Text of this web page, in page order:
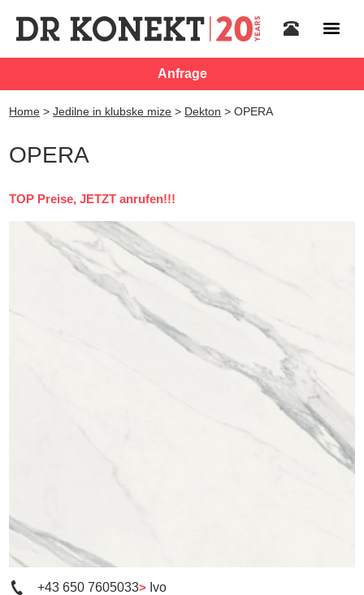
Anfrage
Home >Jedilne in klubske mize > Dekton >OPERA
OPERA
TOP Preise, JETZT anrufen!!!
+43 650 7605033> Ivo